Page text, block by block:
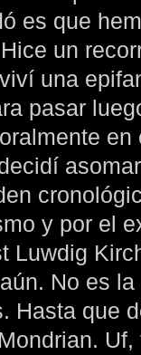
es que
un
una
pasar
en
y por el
Luwdig
No es
Hasta que